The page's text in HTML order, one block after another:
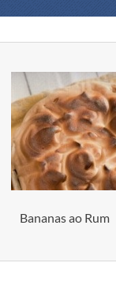
Bananas ao Rum